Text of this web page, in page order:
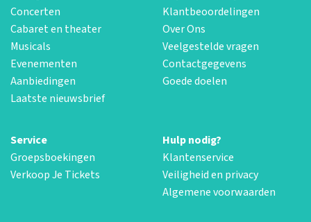
Concerten
Cabaret en theater
Musicals
Evenementen
Aanbiedingen
Laatste nieuwsbrief
Klantbeoordelingen
Over Ons
Veelgestelde vragen
Contactgegevens
Goede doelen
Service
Groepsboekingen
Verkoop Je Tickets
Hulp nodig?
Klantenservice
Veiligheid en privacy
Algemene voorwaarden